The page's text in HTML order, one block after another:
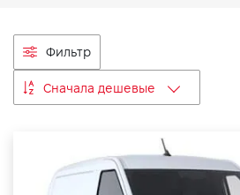
Фильтр
Сначала дешевые
Вакансии
VIDI Карьера
Контакты